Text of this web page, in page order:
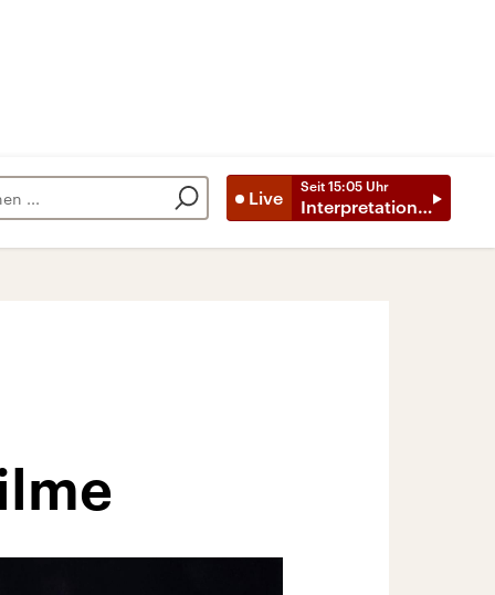
Live
Seit 15:05 Uhr
Interpretationen